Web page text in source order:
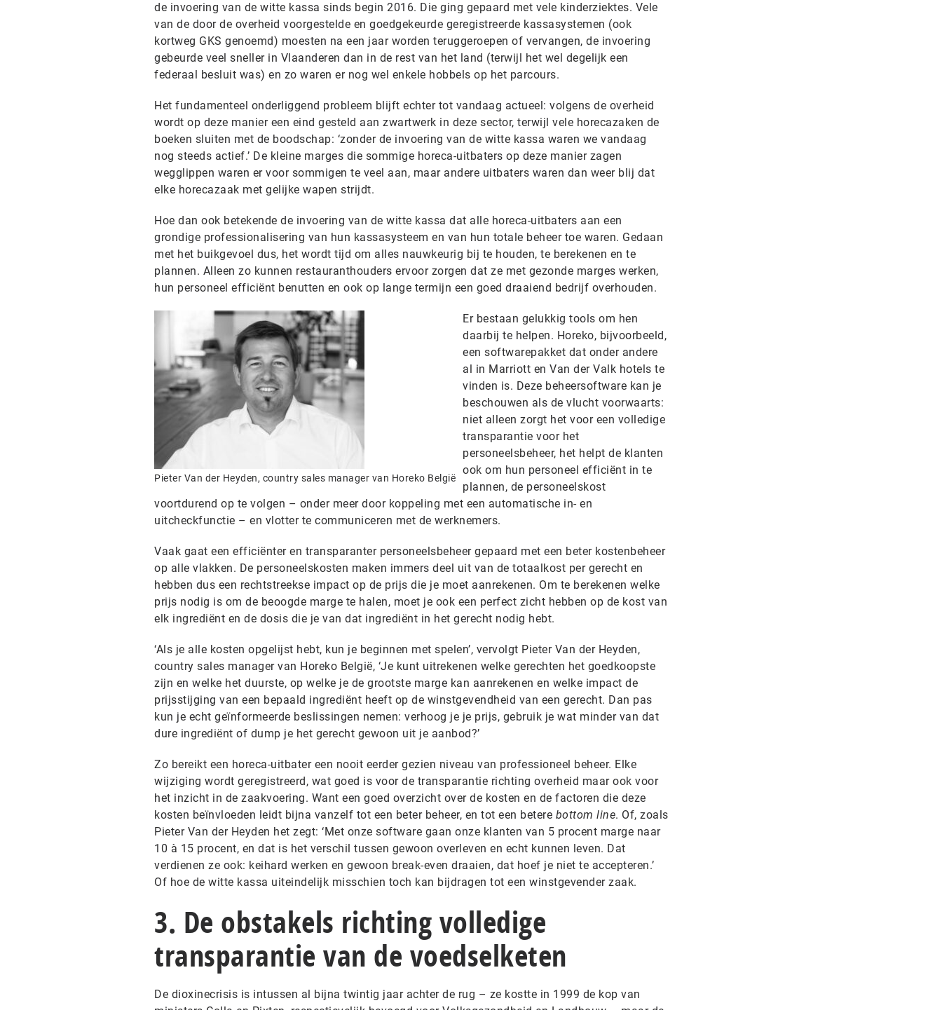
de invoering van de witte kassa sinds begin 2016. Die ging gepaard met vele kinderziektes. Vele
van de door de overheid voorgestelde en goedgekeurde geregistreerde kassasystemen (ook
kortweg GKS genoemd) moesten na een jaar worden teruggeroepen of vervangen, de invoering
gebeurde veel sneller in Vlaanderen dan in de rest van het land (terwijl het wel degelijk een
federaal besluit was) en zo waren er nog wel enkele hobbels op het parcours.
Het fundamenteel onderliggend probleem blijft echter tot vandaag actueel: volgens de overheid
wordt op deze manier een eind gesteld aan zwartwerk in deze sector, terwijl vele horecazaken de
boeken sluiten met de boodschap: ‘zonder de invoering van de witte kassa waren we vandaag
nog steeds actief.’ De kleine marges die sommige horeca-uitbaters op deze manier zagen
wegglippen waren er voor sommigen te veel aan, maar andere uitbaters waren dan weer blij dat
elke horecazaak met gelijke wapen strijdt.
Hoe dan ook betekende de invoering van de witte kassa dat alle horeca-uitbaters aan een
grondige professionalisering van hun kassasysteem en van hun totale beheer toe waren. Gedaan
met het buikgevoel dus, het wordt tijd om alles nauwkeurig bij te houden, te berekenen en te
plannen. Alleen zo kunnen restauranthouders ervoor zorgen dat ze met gezonde marges werken,
hun personeel efficiënt benutten en ook op lange termijn een goed draaiend bedrijf overhouden.
Pieter Van der Heyden, country sales manager van Horeko België
Er bestaan gelukkig tools om hen
daarbij te helpen. Horeko, bijvoorbeeld,
een softwarepakket dat onder andere
al in Marriott en Van der Valk hotels te
vinden is. Deze beheersoftware kan je
beschouwen als de vlucht voorwaarts:
niet alleen zorgt het voor een volledige
transparantie voor het
personeelsbeheer, het helpt de klanten
ook om hun personeel efficiënt in te
plannen, de personeelskost
voortdurend op te volgen – onder meer door koppeling met een automatische in- en
uitcheckfunctie – en vlotter te communiceren met de werknemers.
Vaak gaat een efficiënter en transparanter personeelsbeheer gepaard met een beter kostenbeheer
op alle vlakken. De personeelskosten maken immers deel uit van de totaalkost per gerecht en
hebben dus een rechtstreekse impact op de prijs die je moet aanrekenen. Om te berekenen welke
prijs nodig is om de beoogde marge te halen, moet je ook een perfect zicht hebben op de kost van
elk ingrediënt en de dosis die je van dat ingrediënt in het gerecht nodig hebt.
‘Als je alle kosten opgelijst hebt, kun je beginnen met spelen’, vervolgt Pieter Van der Heyden,
country sales manager van Horeko België, ‘Je kunt uitrekenen welke gerechten het goedkoopste
zijn en welke het duurste, op welke je de grootste marge kan aanrekenen en welke impact de
prijsstijging van een bepaald ingrediënt heeft op de winstgevendheid van een gerecht. Dan pas
kun je echt geïnformeerde beslissingen nemen: verhoog je je prijs, gebruik je wat minder van dat
dure ingrediënt of dump je het gerecht gewoon uit je aanbod?’
Zo bereikt een horeca-uitbater een nooit eerder gezien niveau van professioneel beheer. Elke
wijziging wordt geregistreerd, wat goed is voor de transparantie richting overheid maar ook voor
het inzicht in de zaakvoering. Want een goed overzicht over de kosten en de factoren die deze
kosten beïnvloeden leidt bijna vanzelf tot een beter beheer, en tot een betere bottom line. Of, zoals
Pieter Van der Heyden het zegt: ‘Met onze software gaan onze klanten van 5 procent marge naar
10 à 15 procent, en dat is het verschil tussen gewoon overleven en echt kunnen leven. Dat
verdienen ze ook: keihard werken en gewoon break-even draaien, dat hoef je niet te accepteren.’
Of hoe de witte kassa uiteindelijk misschien toch kan bijdragen tot een winstgevender zaak.
3. De obstakels richting volledige
transparantie van de voedselketen
De dioxinecrisis is intussen al bijna twintig jaar achter de rug – ze kostte in 1999 de kop van